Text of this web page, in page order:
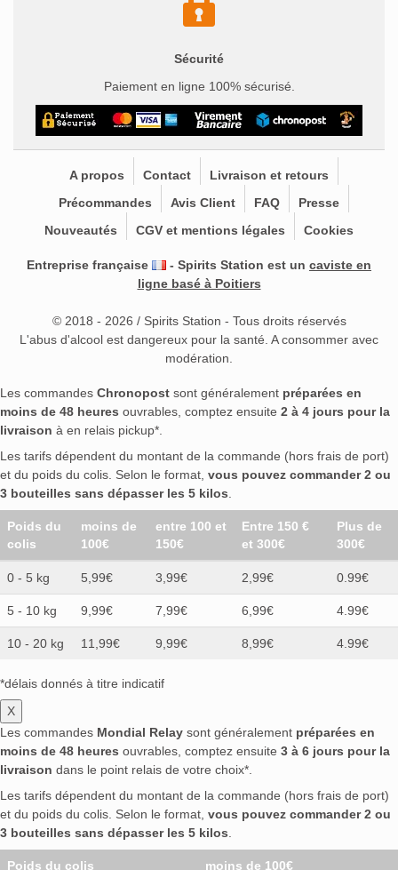
Sécurité
Paiement en ligne 100% sécurisé.
A propos Contact
Livraison et retours
Précommandes
Avis Client FAQ
Presse
Nouveautés
CGV et mentions légales Cookies
Entreprise française - Spirits Station est un caviste en
ligne basé à Poitiers
© 2018 - 2026 / Spirits Station - Tous droits réservés
L'abus d'alcool est dangereux pour la santé. A consommer avec
modération.
Les commandes Chronopost sont généralement préparées en
moins de 48 heures ouvrables, comptez ensuite 2 à 4 jours pour la
livraison à en relais pickup*.
Les tarifs dépendent du montant de la commande (hors frais de port)
et du poids du colis. Selon le format, vous pouvez commander 2 ou
3 bouteilles sans dépasser les 5 kilos
Poids du
colis
moins de
100€
entre 100 et
150€
Entre 150 €
et 300€
Plus de
300€
0 - 5 kg 5,99€ 3,99€ 2,99€ 0.99€
5 - 10 kg 9,99€ 7,99€ 6,99€ 4.99€
10 - 20 kg 11,99€ 9,99€ 8,99€ 4.99€
*délais donnés à titre indicatif
X
Les commandes Mondial Relay sont généralement préparées en
moins de 48 heures ouvrables, comptez ensuite 3 à 6 jours pour la
livraison dans le point relais de votre choix*.
Les tarifs dépendent du montant de la commande (hors frais de port)
et du poids du colis. Selon le format, vous pouvez commander 2 ou
3 bouteilles sans dépasser les 5 kilos
Poids du colis moins de 100€